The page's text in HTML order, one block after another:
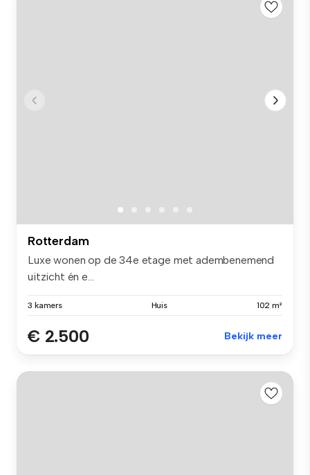
Rotterdam
Luxe wonen op de 34e etage met adembenemend
uitzicht én e...
3 kamers Huis 102 m²
€ 2.500 Bekijk meer